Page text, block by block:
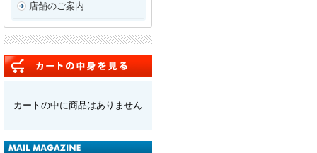
店舗のご案内
カートの中に商品はありません